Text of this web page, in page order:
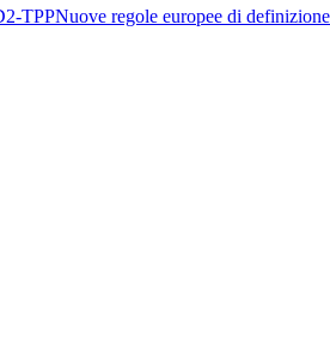
TPPNuove regole europee di